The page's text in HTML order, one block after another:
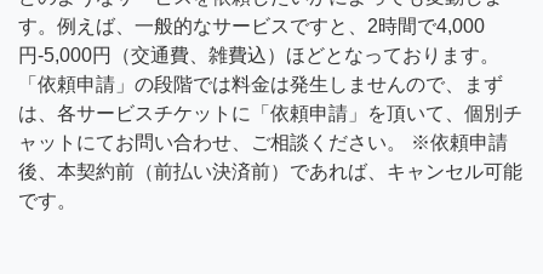
す。例えば、一般的なサービスですと、2時間で4,000
円-5,000円（交通費、雑費込）ほどとなっております。
「依頼申請」の段階では料金は発生しませんので、まず
は、各サービスチケットに「依頼申請」を頂いて、個別チ
ャットにてお問い合わせ、ご相談ください。 ※依頼申請
後、本契約前（前払い決済前）であれば、キャンセル可能
です。